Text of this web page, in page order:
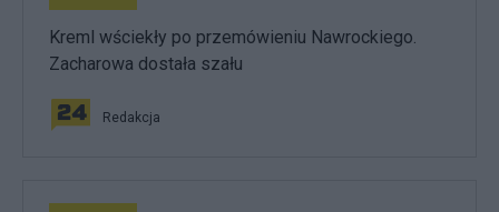
Kreml wściekły po przemówieniu Nawrockiego.
Zacharowa dostała szału
Redakcja